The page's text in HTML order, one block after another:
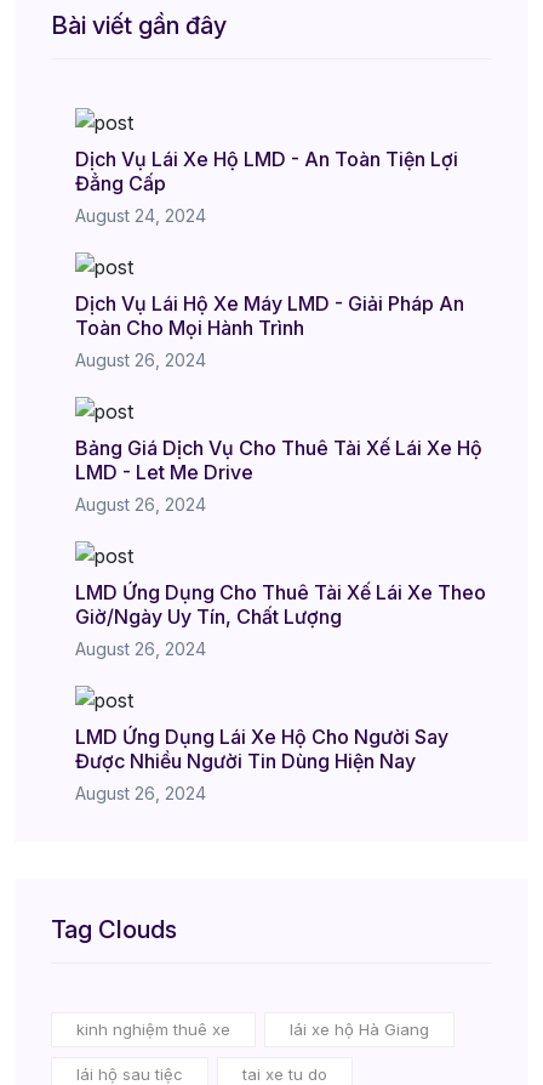
Bài viết gần đây
Dịch Vụ Lái Xe Hộ LMD - An Toàn Tiện Lợi
Đẳng Cấp
August 24, 2024
Dịch Vụ Lái Hộ Xe Máy LMD - Giải Pháp An
Toàn Cho Mọi Hành Trình
August 26, 2024
Bảng Giá Dịch Vụ Cho Thuê Tài Xế Lái Xe Hộ
LMD - Let Me Drive
August 26, 2024
LMD Ứng Dụng Cho Thuê Tài Xế Lái Xe Theo
Giờ/Ngày Uy Tín, Chất Lượng
August 26, 2024
LMD Ứng Dụng Lái Xe Hộ Cho Người Say
Được Nhiều Người Tin Dùng Hiện Nay
August 26, 2024
Tag Clouds
kinh nghiệm thuê xe lái xe hộ Hà Giang
lái hộ sau tiệc tai xe tu do